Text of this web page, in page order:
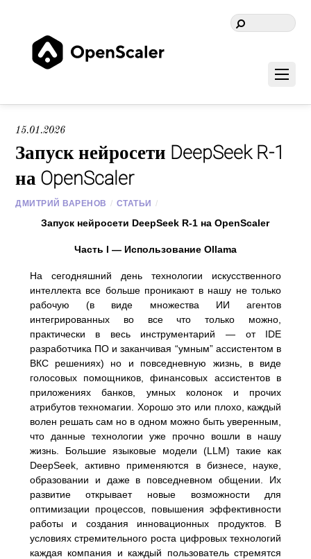
15.01.2026
Запуск нейросети DeepSeek R-1
на OpenScaler
ДМИТРИЙ ВАРЕНОВ / СТАТЬИ /
Запуск нейросети DeepSeek R-1 на OpenScaler
Часть I — Использование Ollama
На сегодняшний день технологии искусственного
интеллекта все больше проникают в нашу не только
рабочую (в виде множества ИИ агентов
интегрированных во все что только можно,
практически в весь инструментарий — от IDE
разработчика ПО и заканчивая “умным” ассистентом в
ВКС решениях) но и повседневную жизнь, в виде
голосовых помощников, финансовых ассистентов в
приложениях банков, умных колонок и прочих
атрибутов техномагии. Хорошо это или плохо, каждый
волен решать сам но в одном можно быть уверенным,
что данные технологии уже прочно вошли в нашу
жизнь. Большие языковые модели (LLM) такие как
DeepSeek, активно применяются в бизнесе, науке,
образовании и даже в повседневном общении. Их
развитие открывает новые возможности для
оптимизации процессов, повышения эффективности
работы и создания инновационных продуктов. В
условиях стремительного роста цифровых технологий
каждая компания и каждый пользователь стремятся